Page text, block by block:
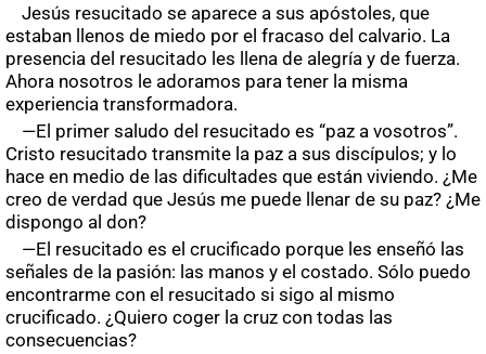
Jesús resucitado se aparece a sus apóstoles, que
estaban llenos de miedo por el fracaso del calvario. La
presencia del resucitado les llena de alegría y de fuerza.
Ahora nosotros le adoramos para tener la misma
experiencia transformadora.
—El primer saludo del resucitado es “paz a vosotros”.
Cristo resucitado transmite la paz a sus discípulos; y lo
hace en medio de las dificultades que están viviendo. ¿Me
creo de verdad que Jesús me puede llenar de su paz? ¿Me
dispongo al don?
—El resucitado es el crucificado porque les enseñó las
señales de la pasión: las manos y el costado. Sólo puedo
encontrarme con el resucitado si sigo al mismo
crucificado. ¿Quiero coger la cruz con todas las
consecuencias?